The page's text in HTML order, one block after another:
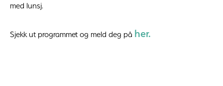
med lunsj.
Sjekk ut programmet og meld deg på her.